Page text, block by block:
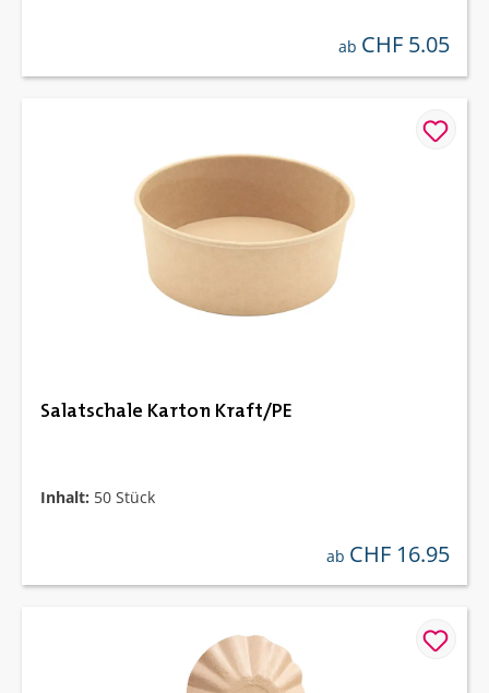
regulärer preis:
ab CHF 5.05
Salatschale Karton Kraft/PE
Inhalt: 50 Stück
regulärer preis:
ab CHF 16.95